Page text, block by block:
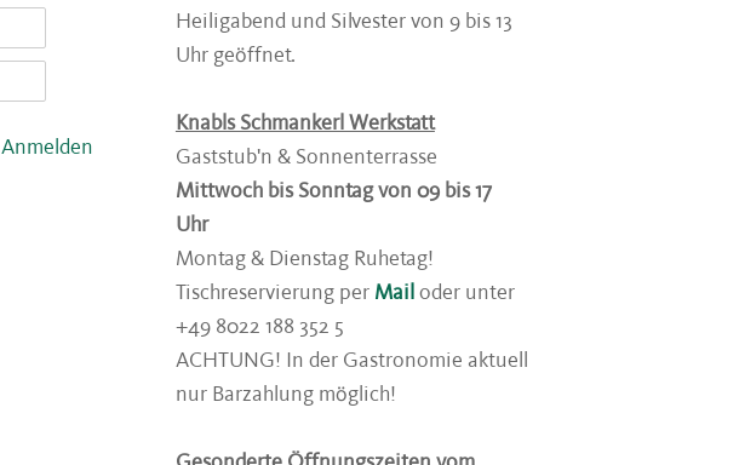
Anmelden
Heiligabend und Silvester von 9 bis 13
Uhr geöffnet.
Knabls Schmankerl Werkstatt
Gaststub'n & Sonnenterrasse
Mittwoch bis Sonntag von 09 bis 17
Uhr
Montag & Dienstag Ruhetag!
Tischreservierung per Mailoder unter
+49 8022 188 352 5
ACHTUNG! In der Gastronomie aktuell
nur Barzahlung möglich!